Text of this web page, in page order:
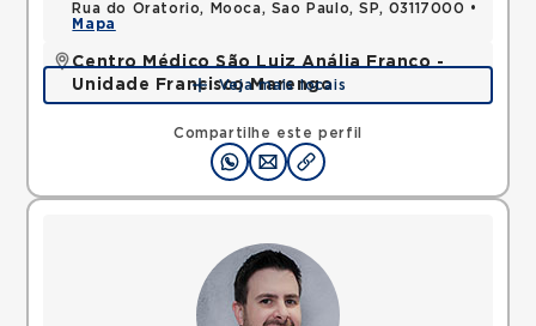
Compartilhe este perfil
Rua do Oratorio, Mooca, Sao Paulo, SP, 03117000 •
Mapa
Centro Médico São Luiz Anália Franco -
Unidade Francisco Marengo
Rua Francisco Marengo, Tatuape, Sao Paulo, SP,
Mapa
Veja mais locais